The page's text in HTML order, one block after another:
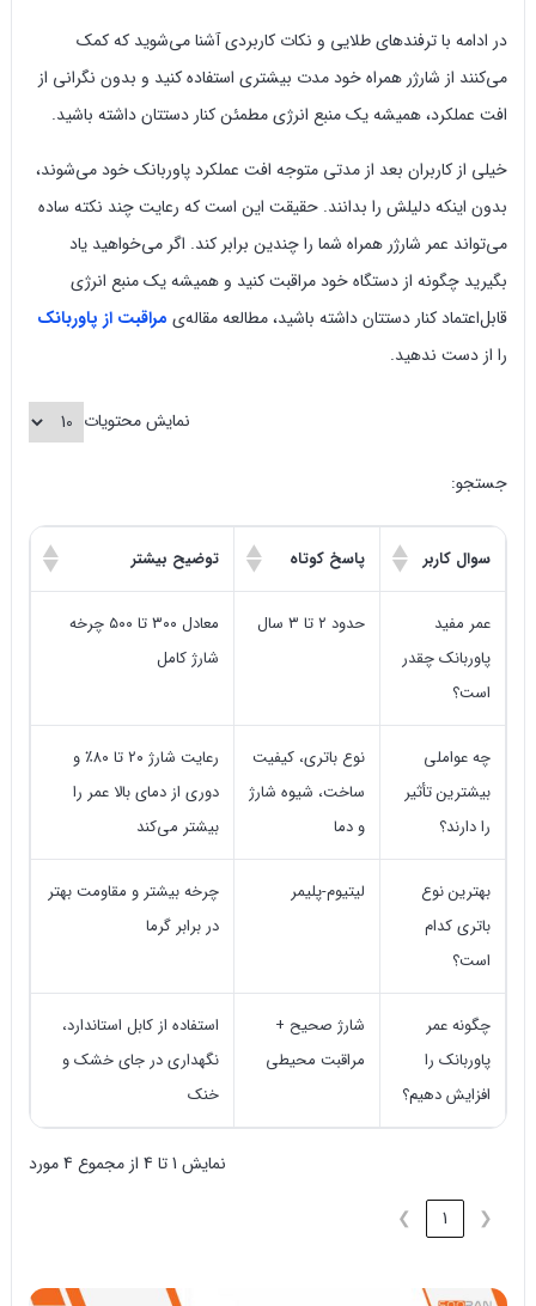
در ادامه با ترفندهای طلایی و نکات کاربردی آشنا می‌شوید که کمک
می‌کنند از شارژر همراه خود مدت بیشتری استفاده کنید و بدون نگرانی از
افت عملکرد، همیشه یک منبع انرژی مطمئن کنار دستتان داشته باشید.
خیلی از کاربران بعد از مدتی متوجه افت عملکرد پاوربانک خود می‌شوند،
بدون اینکه دلیلش را بدانند. حقیقت این است که رعایت چند نکته ساده
می‌تواند عمر شارژر همراه شما را چندین برابر کند. اگر می‌خواهید یاد
بگیرید چگونه از دستگاه خود مراقبت کنید و همیشه یک منبع انرژی
قابل‌اعتماد کنار دستتان داشته باشید، مطالعه مقاله‌ی مراقبت از پاوربانک
را از دست ندهید.
نمایش محتویات
جستجو:
سوال کاربر پاسخ کوتاه توضیح بیشتر
عمر مفید
پاوربانک چقدر
است؟
حدود ۲ تا ۳ سال
معادل ۳۰۰ تا ۵۰۰ چرخه
شارژ کامل
چه عواملی
بیشترین تأثیر
را دارند؟
نوع باتری، کیفیت
ساخت، شیوه شارژ
و دما
رعایت شارژ ۲۰ تا ۸۰٪ و
دوری از دمای بالا عمر را
بیشتر می‌کند
بهترین نوع
باتری کدام
است؟
لیتیوم-پلیمر
چرخه بیشتر و مقاومت بهتر
در برابر گرما
چگونه عمر
پاوربانک را
افزایش دهیم؟
شارژ صحیح +
مراقبت محیطی
استفاده از کابل استاندارد،
نگهداری در جای خشک و
خنک
نمایش 1 تا 4 از مجموع 4 مورد
❮
1
❯